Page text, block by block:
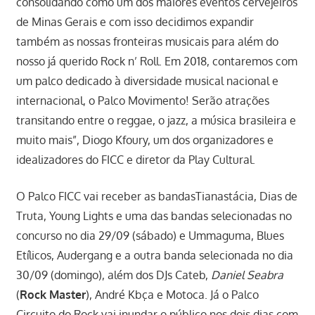
de Minas Gerais e com isso decidimos expandir
também as nossas fronteiras musicais para além do
nosso já querido Rock n’ Roll. Em 2018, contaremos com
um palco dedicado à diversidade musical nacional e
internacional, o Palco Movimento! Serão atrações
transitando entre o reggae, o jazz, a música brasileira e
muito mais”, Diogo Kfoury, um dos organizadores e
idealizadores do FICC e diretor da Play Cultural.
O Palco FICC vai receber as bandasTianastácia, Dias de
Truta, Young Lights e uma das bandas selecionadas no
concurso no dia 29/09 (sábado) e Ummaguma, Blues
Etílicos, Audergang e a outra banda selecionada no dia
30/09 (domingo), além dos DJs Cateb, Daniel Seabra
(Rock Master), André Kbça e Motoca. Já o Palco